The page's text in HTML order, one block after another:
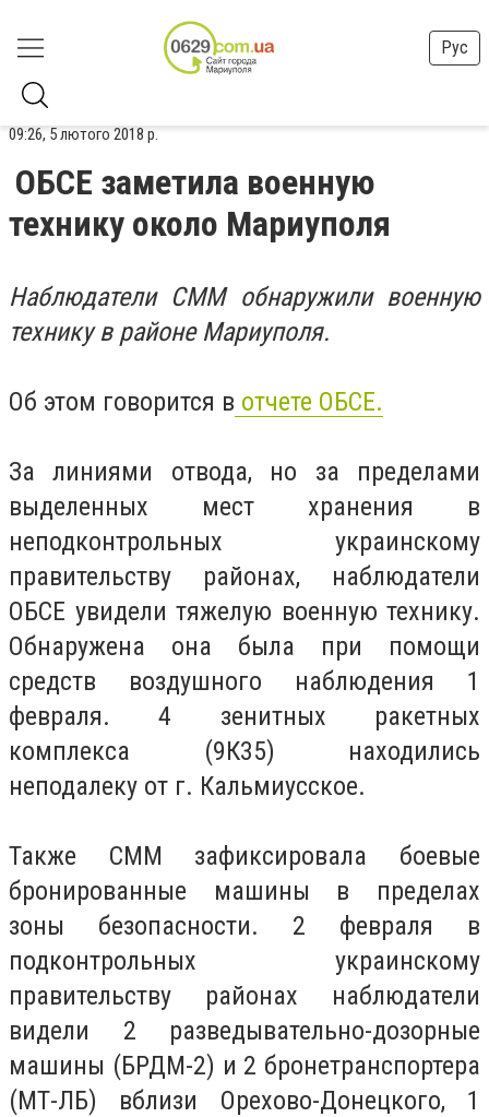
Рус
09:26, 5 лютого 2018 р.
ОБСЕ заметила военную
технику около Мариуполя
Наблюдатели СММ обнаружили военную
технику в районе Мариуполя.
Об этом говорится в отчете ОБСЕ.
За линиями отвода, но за пределами
выделенных мест хранения в
неподконтрольных украинскому
правительству районах, наблюдатели
ОБСЕ увидели тяжелую военную технику.
Обнаружена она была при помощи
средств воздушного наблюдения 1
февраля. 4 зенитных ракетных
комплекса (9К35) находились
неподалеку от г. Кальмиусское.
Также СММ зафиксировала боевые
бронированные машины в пределах
зоны безопасности. 2 февраля в
подконтрольных украинскому
правительству районах наблюдатели
видели 2 разведывательно-дозорные
машины (БРДМ-2) и 2 бронетранспортера
(МТ-ЛБ) вблизи Орехово-Донецкого, 1